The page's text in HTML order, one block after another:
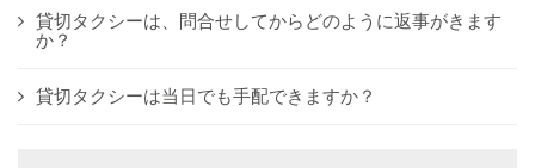
貸切タクシーは、問合せしてからどのように返事がきます
か？
貸切タクシーは当日でも手配できますか？